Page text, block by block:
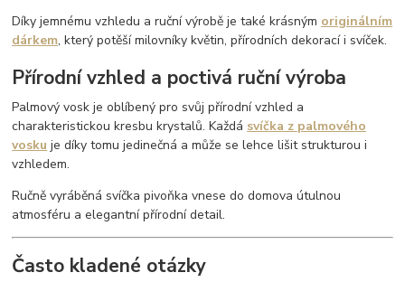
Díky jemnému vzhledu a ruční výrobě je také krásným originálním
dárkem, který potěší milovníky květin, přírodních dekorací i svíček.
Přírodní vzhled a poctivá ruční výroba
Palmový vosk je oblíbený pro svůj přírodní vzhled a
charakteristickou kresbu krystalů. Každá svíčka z palmového
vosku je díky tomu jedinečná a může se lehce lišit strukturou i
vzhledem.
Ručně vyráběná svíčka pivoňka vnese do domova útulnou
atmosféru a elegantní přírodní detail.
Často kladené otázky